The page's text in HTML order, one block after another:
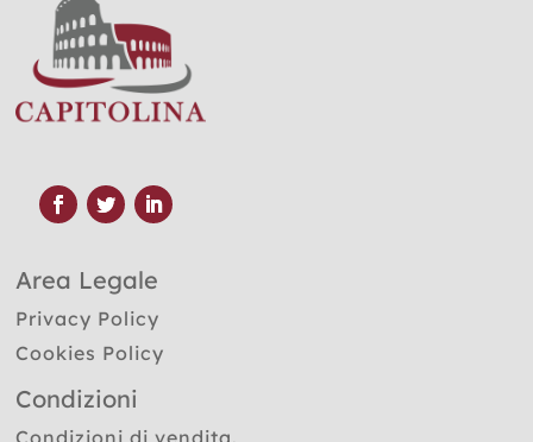
Area Legale
Privacy Policy
Cookies Policy
Condizioni
Condizioni di vendita.